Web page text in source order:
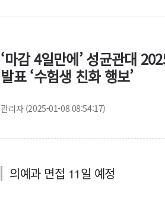
‘마감 4일만에’ 성균관대
발표 ‘수험생 친화 행보’
관리자 (2025-01-08 08:54:17)
의예과 면접 11일 예정